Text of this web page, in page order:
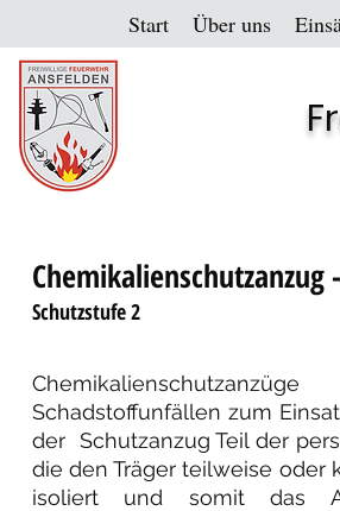
Start Über uns
Chemikalienschutzanzug
Schutzstufe 2
Schadstoffunfällen zum
der Schutzanzug Teil der
die den Träger teilweise
isoliert und somit das